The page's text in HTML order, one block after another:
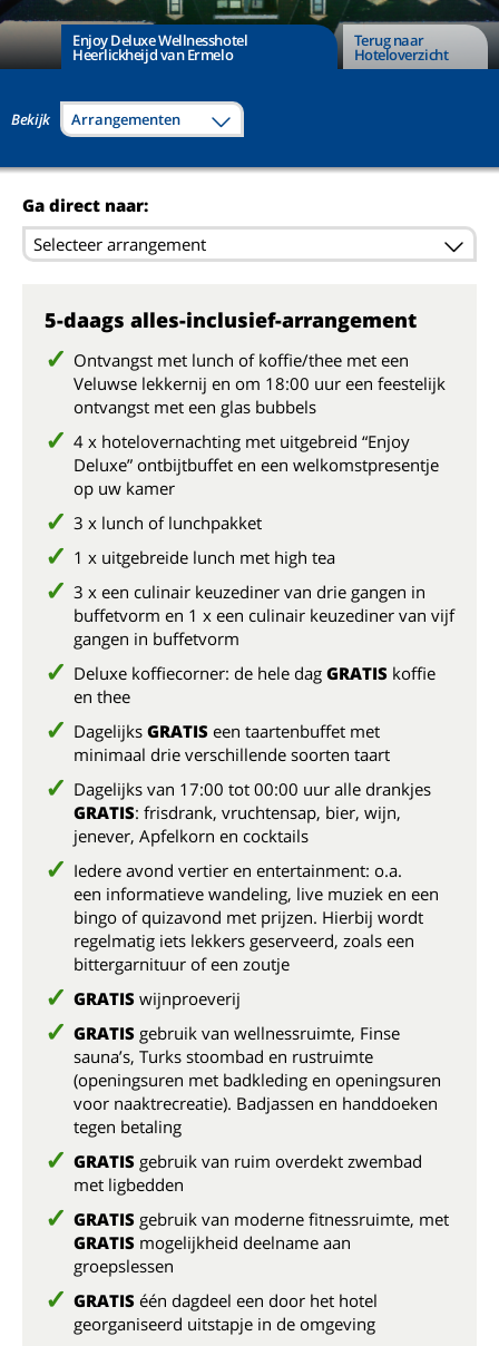
Enjoy Deluxe Wellnesshotel
Heerlickheijd van Ermelo
Terug naar
Hoteloverzicht
Bekijk Arrangementen
Ga direct naar:
Selecteer arrangement
5-daags alles-inclusief-arrangement
Ontvangst met lunch of koffie/thee met een
Veluwse lekkernij en om 18:00 uur een feestelijk
ontvangst met een glas bubbels
4 x hotelovernachting met uitgebreid “Enjoy
Deluxe” ontbijtbuffet en een welkomstpresentje
op uw kamer
3 x lunch of lunchpakket
1 x uitgebreide lunch met high tea
3 x een culinair keuzediner van drie gangen in
buffetvorm en 1 x een culinair keuzediner van vijf
gangen in buffetvorm
Deluxe koffiecorner: de hele dag GRATIS koffie
en thee
Dagelijks GRATIS een taartenbuffet met
minimaal drie verschillende soorten taart
Dagelijks van 17:00 tot 00:00 uur alle drankjes
GRATIS: frisdrank, vruchtensap, bier, wijn,
jenever, Apfelkorn en cocktails
Iedere avond vertier en entertainment: o.a.
een informatieve wandeling, live muziek en een
bingo of quizavond met prijzen. Hierbij wordt
regelmatig iets lekkers geserveerd, zoals een
bittergarnituur of een zoutje
GRATIS wijnproeverij
GRATIS gebruik van wellnessruimte, Finse
sauna’s, Turks stoombad en rustruimte
(openingsuren met badkleding en openingsuren
voor naaktrecreatie). Badjassen en handdoeken
tegen betaling
GRATIS gebruik van ruim overdekt zwembad
met ligbedden
GRATIS gebruik van moderne fitnessruimte, met
GRATIS mogelijkheid deelname aan
groepslessen
GRATIS één dagdeel een door het hotel
georganiseerd uitstapje in de omgeving